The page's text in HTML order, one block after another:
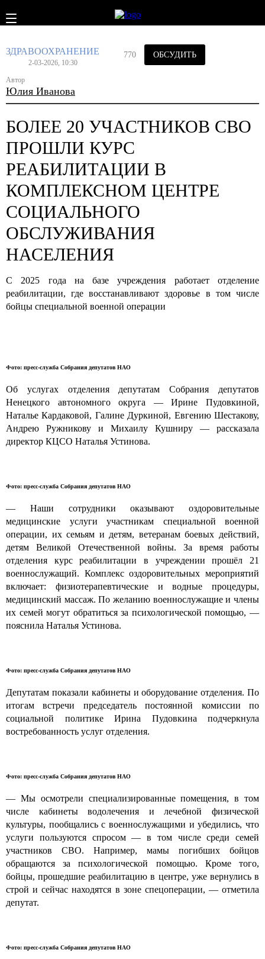
ЗДРАВООХРАНЕНИЕ
2-03-2026, 10:30
Автор
Юлия Иванова
770 ОБСУДИТЬ
БОЛЕЕ 20 УЧАСТНИКОВ СВО
ПРОШЛИ КУРС
РЕАБИЛИТАЦИИ В
КОМПЛЕКСНОМ ЦЕНТРЕ
СОЦИАЛЬНОГО
ОБСЛУЖИВАНИЯ
НАСЕЛЕНИЯ
С 2025 года на базе учреждения работает отделение
реабилитации, где восстанавливают здоровье в том числе
бойцы специальной военной операции
Фото: пресс-служба Собрания депутатов НАО
Об услугах отделения депутатам Собрания депутатов
Ненецкого автономного округа — Ирине Пудовкиной,
Наталье Кардаковой, Галине Дуркиной, Евгению Шестакову,
Андрею Ружникову и Михаилу Кушниру — рассказала
директор КЦСО Наталья Устинова.
Фото: пресс-служба Собрания депутатов НАО
— Наши сотрудники оказывают оздоровительные
медицинские услуги участникам специальной военной
операции, их семьям и детям, ветеранам боевых действий,
детям Великой Отечественной войны. За время работы
отделения курс реабилитации в учреждении прошёл 21
военнослужащий. Комплекс оздоровительных мероприятий
включает: физиотерапевтические и водные процедуры,
медицинский массаж. По желанию военнослужащие и члены
их семей могут обратиться за психологической помощью, —
пояснила Наталья Устинова.
Фото: пресс-служба Собрания депутатов НАО
Депутатам показали кабинеты и оборудование отделения. По
итогам встречи председатель постоянной комиссии по
социальной политике Ирина Пудовкина подчеркнула
востребованность услуг отделения.
Фото: пресс-служба Собрания депутатов НАО
— Мы осмотрели специализированные помещения, в том
числе кабинеты водолечения и лечебной физической
культуры, пообщались с военнослужащими и убедились, что
услуги пользуются спросом — в том числе среди семей
участников СВО. Например, мамы погибших бойцов
обращаются за психологической помощью. Кроме того,
бойцы, прошедшие реабилитацию в центре, уже вернулись в
строй и сейчас находятся в зоне спецоперации, — отметила
депутат.
Фото: пресс-служба Собрания депутатов НАО